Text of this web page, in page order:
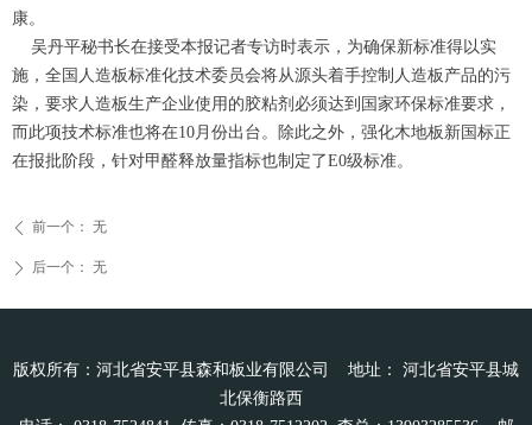
康。
吴丹平秘书长在接受本报记者专访时表示，为确保新标准得以实
施，全国人造板标准化技术委员会将从源头着手控制人造板产品的污
染，要求人造板生产企业使用的胶粘剂必须达到国家环保标准要求，
而此项技术标准也将在10月份出台。除此之外，强化木地板新国标正
在报批阶段，针对甲醛释放量指标也制定了E0级标准。
ꄴ 前一个： 无
ꄲ 后一个： 无
版权所有：河北省安平县森和板业有限公司 地址： 河北省安平县城
北保衡路西